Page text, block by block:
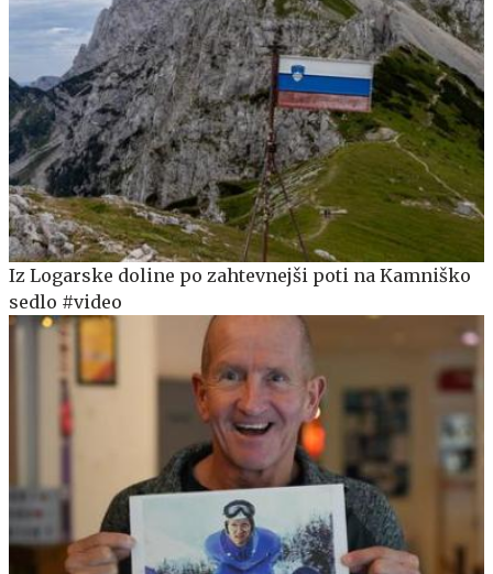
Iz Logarske doline po zahtevnejši poti na Kamniško
sedlo #video